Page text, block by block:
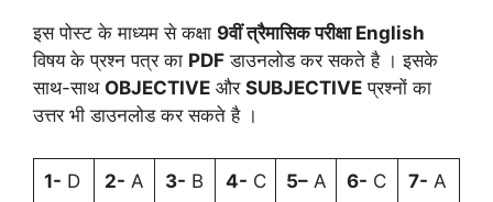
इस पोस्ट के माध्यम से कक्षा 9वीं त्रैमासिक परीक्षा English
विषय के प्रश्न पत्र का PDF डाउनलोड कर सकते है । इसके
साथ-साथ OBJECTIVE और SUBJECTIVE प्रश्नों का
उत्तर भी डाउनलोड कर सकते है ।
1- D 2- A 3- B 4- C 5–A 6- C 7- A